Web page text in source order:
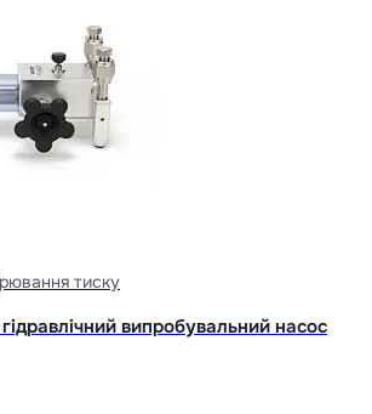
тиску
випробувальний насос